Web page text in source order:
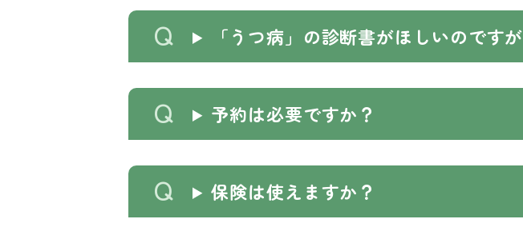
「うつ病」の診断書がほしいのですが
予約は必要ですか？
保険は使えますか？